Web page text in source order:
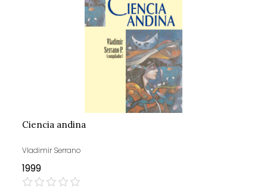
Ciencia andina
Vladimir Serrano
1999